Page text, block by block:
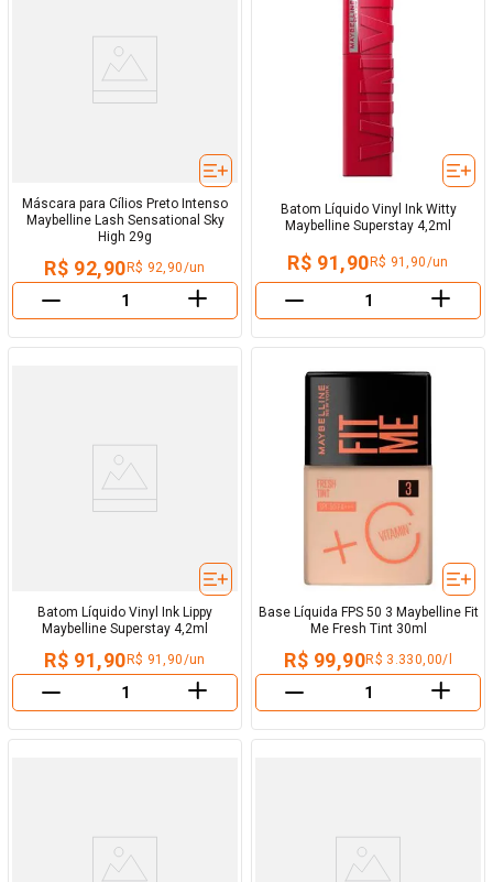
Máscara para Cílios Preto Intenso
Maybelline Lash Sensational Sky
High 29g
R$ 92,90 R$ 92,90/un
＋
Batom Líquido Vinyl Ink Witty
Maybelline Superstay 4,2ml
R$ 91,90 R$ 91,90/un
＋
Batom Líquido Vinyl Ink Lippy
Maybelline Superstay 4,2ml
R$ 91,90 R$ 91,90/un
＋
Base Líquida FPS 50 3 Maybelline Fit
Me Fresh Tint 30ml
R$ 99,90R$ 3.330,00/l
＋